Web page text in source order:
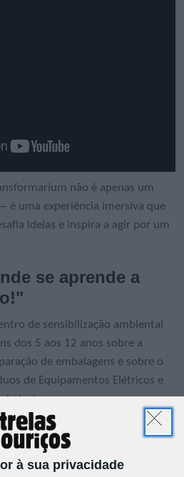
à sua privacidade
não é apenas um
é uma experiência imersiva que
ideias e inspira a agir por um
se aprende a
de sensibilização ambiental
dos 5 aos 12 anos sobre a
de embalagens e sobre o
de Equipamentos Elétricos e
baterias.